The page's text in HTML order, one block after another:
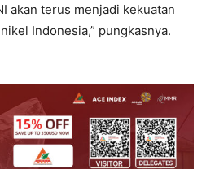
akan terus menjadi kekuatan
Indonesia,” pungkasnya.